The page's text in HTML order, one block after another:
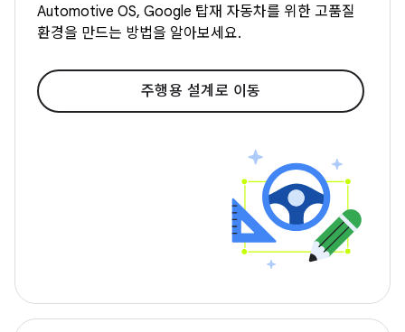
Automotive OS, Google 탑재 자동차를 위한 고품질
환경을 만드는 방법을 알아보세요.
주행용 설계로 이동